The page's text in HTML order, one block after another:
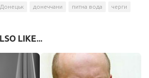
Донецьк донеччани питна вода черги
LIKE...